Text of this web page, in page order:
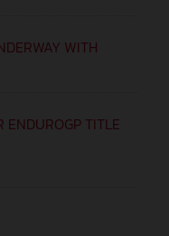
WITH
ENDUROGP TITLE